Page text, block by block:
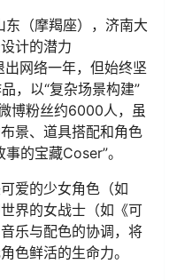
（摩羯座），济南大
计的潜力
网络一年，但始终坚
，以“复杂场景构建”
博粉丝约6000人，虽
景、道具搭配和角色
的宝藏Coser”。
爱的少女角色（如
界的女战士（如《可
乐与配色的协调，将
色鲜活的生命力。